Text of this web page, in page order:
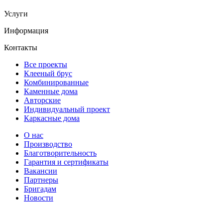
Услуги
Информация
Контакты
Все проекты
Клееный брус
Комбинированные
Каменные дома
Авторские
Индивидуальный проект
Каркасные дома
О нас
Производство
Благотворительность
Гарантия и сертификаты
Вакансии
Партнеры
Бригадам
Новости